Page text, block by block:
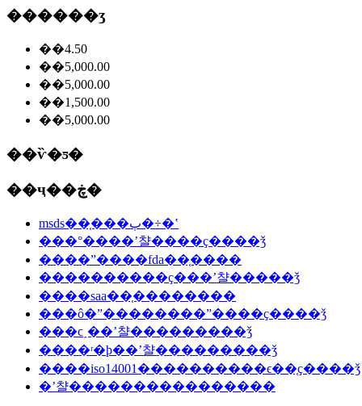
������ʒ
��4.50
��5,000.00
��5,000.00
��1,500.00
��5,000.00
��ѷ�ƽ�
��ҷ��ڿ�
msds��֤���ٻ�÷�ʽ
���°����ʼ챨����ҫ����ǯ
����ˮ����fda��֤����
����������ҫ���ʼ챨�����ǯ
����saa��֤��������
���ô�ˮ��������ˮ����ҫ����ǯ
���ϲ˰��ʼ챨���������ǯ
����ʳ�þ��ʼ챨���������ǯ
����iso14001����������ϵ��֤ҫ����ǯ
�ʼ챨����������������